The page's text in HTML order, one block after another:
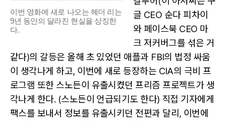
이번 영화에 새로 나오는 헤더 리는
9년 동안의 달라진 현실을 상징한
다.
글 CEO 순다 피차이
와 페이스북 CEO 마
크 저커버그를 섞은 거
같다)의 갈등은 올해 초 있었던 애플과 FBI의 법정 싸움
이 생각나게 하고, 이번에 새로 등장하는 CIA의 극비 프
로그램 또한 스노든이 유출시켰던 프리즘 프로젝트가 생
각나게 한다. (스노든이 언급되기도 한다) 직접 기자에게
팩스를 보내서 정보를 유출시키던 전편과 달리, 이번에